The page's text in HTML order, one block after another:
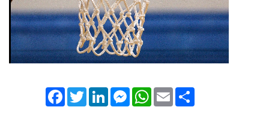
FacebookTwitterLinkedInMessengerWhatsApp
Email